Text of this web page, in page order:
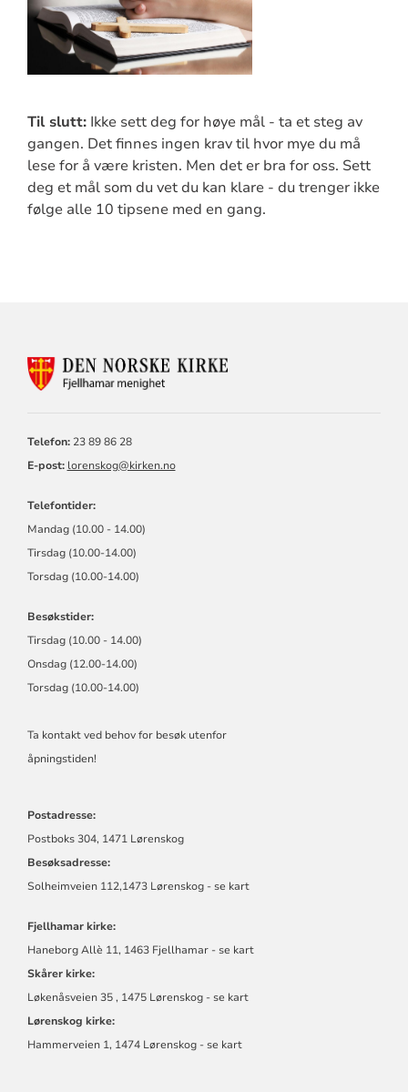
Til slutt:Ikke sett deg for høye mål - ta et steg av
gangen. Det finnes ingen krav til hvor mye du må
lese for å være kristen. Men det er bra for oss. Sett
deg et mål som du vet du kan klare - du trenger ikke
følge alle 10 tipsene med en gang.
KONTAKTINFORMASJON
Telefon: 23 89 86 28
E-post: lorenskog@kirken.no
Telefontider:
Mandag (10.00 - 14.00)
Tirsdag (10.00-14.00)
Torsdag (10.00-14.00)
Besøkstider:
Tirsdag (10.00 - 14.00)
Onsdag (12.00-14.00)
Torsdag (10.00-14.00)
Ta kontakt ved behov for besøk utenfor
åpningstiden!
Postadresse:
Postboks 304, 1471 Lørenskog
Besøksadresse:
Solheimveien 112,1473 Lørenskog - se kart
Fjellhamar kirke:
Haneborg Allè 11, 1463 Fjellhamar - se kart
Skårer kirke:
Løkenåsveien 35 , 1475 Lørenskog - se kart
Lørenskog kirke:
Hammerveien 1, 1474 Lørenskog - se kart